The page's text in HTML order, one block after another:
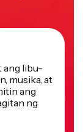
libu-
musika, at
ang
ng